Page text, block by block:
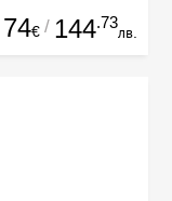
74€ / 144.73
лв.